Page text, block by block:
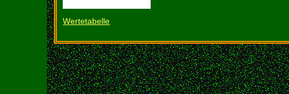
Wertetabelle